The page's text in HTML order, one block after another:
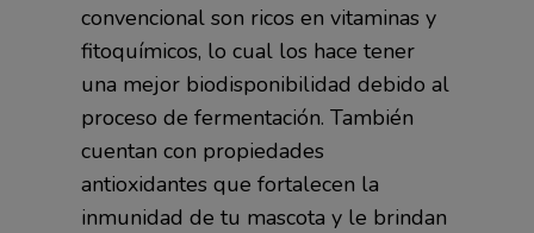
convencional son ricos en vitaminas y
fitoquímicos, lo cual los hace tener
una mejor biodisponibilidad debido al
proceso de fermentación. También
cuentan con propiedades
antioxidantes que fortalecen la
inmunidad de tu mascota y le brindan